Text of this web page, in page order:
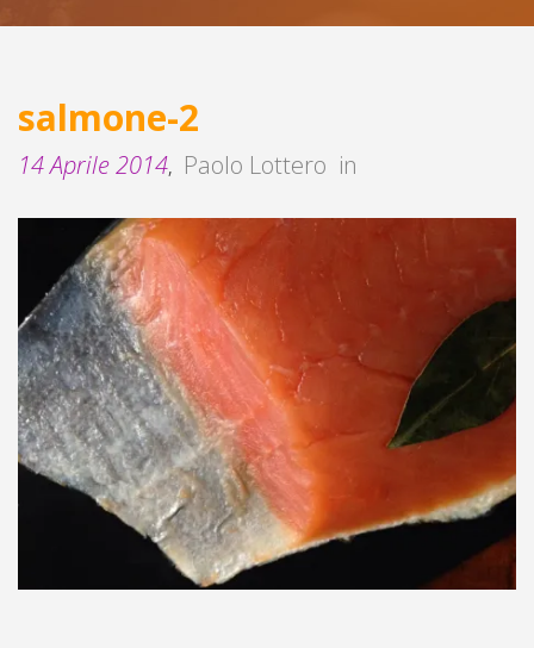
salmone-2
14 Aprile 2014, Paolo Lottero in